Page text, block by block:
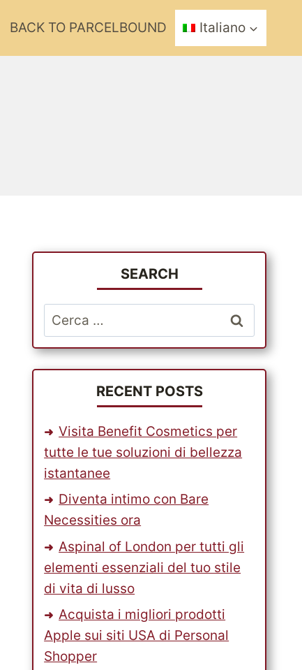
BACK TO PARCELBOUND Italiano
SEARCH
Ricerca
per:
RECENT POSTS
Visita Benefit Cosmetics per
tutte le tue soluzioni di bellezza
istantanee
Diventa intimo con Bare
Necessities ora
Aspinal of London per tutti gli
elementi essenziali del tuo stile
di vita di lusso
Acquista i migliori prodotti
Apple sui siti USA di Personal
Shopper